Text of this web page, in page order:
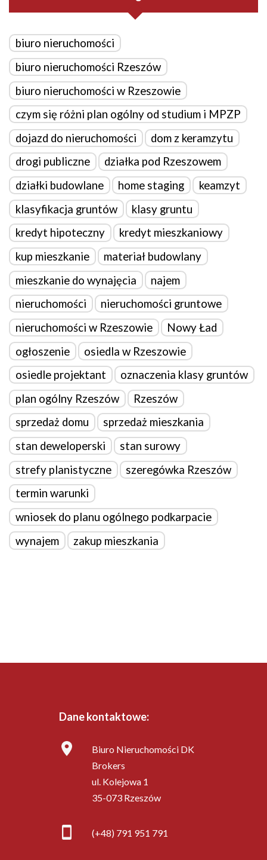
biuro nieruchomości
biuro nieruchomości Rzeszów
biuro nieruchomości w Rzeszowie
czym się różni plan ogólny od studium i MPZP
dojazd do nieruchomości
dom z keramzytu
drogi publiczne
działka pod Rzeszowem
działki budowlane
home staging
keamzyt
klasyfikacja gruntów
klasy gruntu
kredyt hipoteczny
kredyt mieszkaniowy
kup mieszkanie
materiał budowlany
mieszkanie do wynajęcia
najem
nieruchomości
nieruchomości gruntowe
nieruchomości w Rzeszowie
Nowy Ład
ogłoszenie
osiedla w Rzeszowie
osiedle projektant
oznaczenia klasy gruntów
plan ogólny Rzeszów
Rzeszów
sprzedaż domu
sprzedaż mieszkania
stan deweloperski
stan surowy
strefy planistyczne
szeregówka Rzeszów
termin warunki
wniosek do planu ogólnego podkarpacie
wynajem
zakup mieszkania
Dane kontaktowe:
Biuro Nieruchomości DK
Brokers
ul. Kolejowa 1
35-073 Rzeszów
(+48) 791 951 791